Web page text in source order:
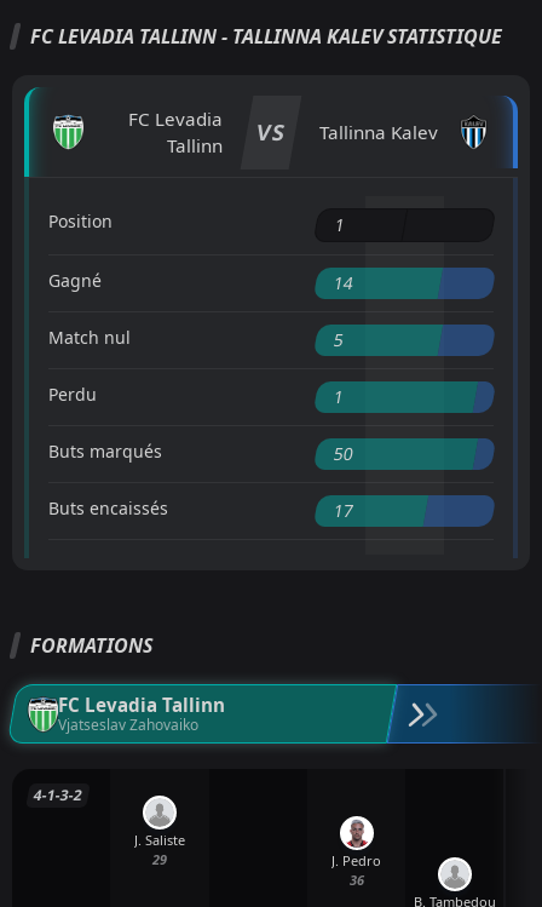
FC LEVADIA TALLINN - TALLINNA KALEV STATISTIQUE
FC Levadia
Tallinn
VS Tallinna Kalev
Position 1
Gagné 14
Match nul 5
Perdu 1
Buts marqués 50
Buts encaissés 17
FORMATIONS
FC Levadia Tallinn
Vjatseslav Zahovaiko
4-1-3-2
J. Saliste
29
J. Pedro
36
B. Tambedou